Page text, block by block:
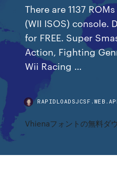
There are 1137
(WII ISOS) console.
for FREE. Super
Action, Fighting
Wii Racing …
Vhienaフォントの無料ダ